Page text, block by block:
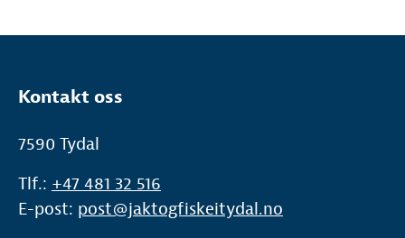
Kontakt oss
7590 Tydal
Tlf.: +47 481 32 516
E-post: post@jaktogfiskeitydal.no